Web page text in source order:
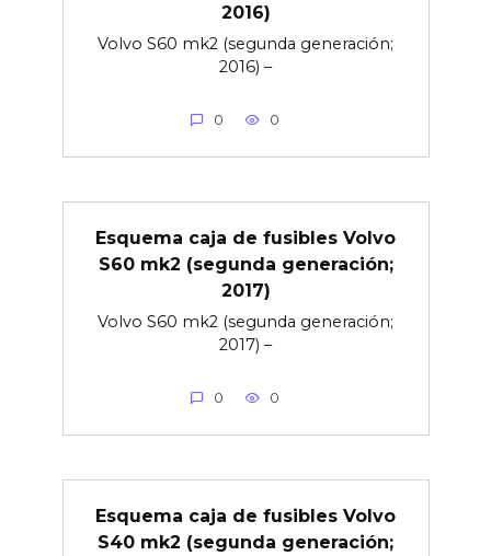
2016)
Volvo S60 mk2 (segunda generación;
2016) –
0 0
Esquema caja de fusibles Volvo
S60 mk2 (segunda generación;
2017)
Volvo S60 mk2 (segunda generación;
2017) –
0 0
Esquema caja de fusibles Volvo
S40 mk2 (segunda generación;